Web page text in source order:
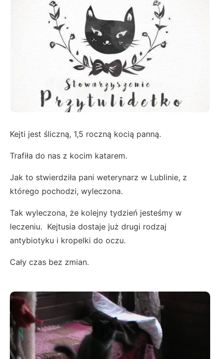
Kejti jest śliczną, 1,5 roczną kocią panną.
Trafiła do nas z kocim katarem.
Jak to stwierdziła pani weterynarz w Lublinie, z
którego pochodzi, wyleczona.
Tak wyleczona, że kolejny tydzień jesteśmy w
leczeniu. Kejtusia dostaje już drugi rodzaj
antybiotyku i kropelki do oczu.
Cały czas bez zmian.